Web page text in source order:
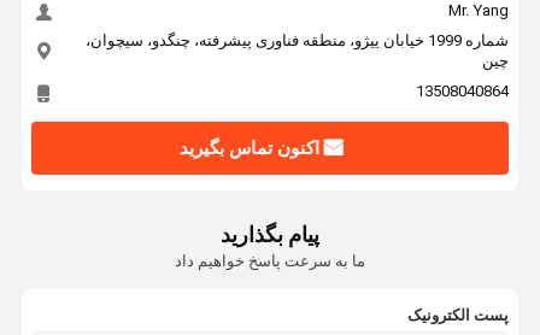
Mr. Yang
شماره 1999 خیابان ییژو، منطقه فناوری پیشرفته، چنگدو، سیچوان،
چین
13508040864
اکنون تماس بگیرید
پیام بگذارید
ما به سرعت پاسخ خواهیم داد
پست الکترونیک